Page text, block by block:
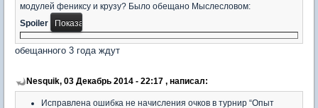
модулей фениксу и крузу? Было обещано Мыслесловом:
Spoiler
обещанного 3 года ждут
Nesquik, 03 Декабрь 2014 - 22:17 , написал:
Исправлена ошибка не начисления очков в турнир “Опыт